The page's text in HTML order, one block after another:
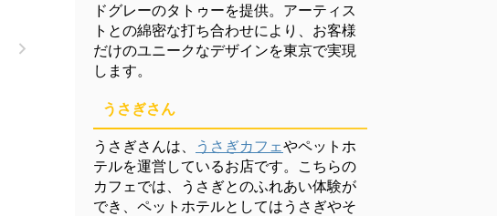
ドグレーのタトゥーを提供。アーティス
トとの綿密な打ち合わせにより、お客様
だけのユニークなデザインを東京で実現
します。
うさぎさん
うさぎさんは、 うさぎカフェやペットホ
テルを運営しているお店です。こちらの
カフェでは、うさぎとのふれあい体験が
でき、ペットホテルとしてはうさぎやそ